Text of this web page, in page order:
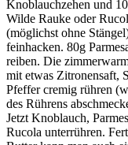
Knoblauchzehen und
Wilde Rauke oder
(möglichst ohne
feinhacken. 80g
reiben. Die
mit etwas Zitronensaft,
Pfeffer cremig rühren
des Rührens
Jetzt Knoblauch,
Rucola unterrühren.